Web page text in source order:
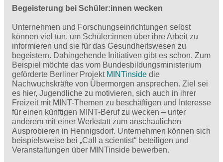
Begeisterung bei Schüler:innen wecken
Unternehmen und Forschungseinrichtungen selbst
können viel tun, um Schüler:innen über ihre Arbeit zu
informieren und sie für das Gesundheitswesen zu
begeistern. Dahingehende Initiativen gibt es schon. Zum
Beispiel möchte das vom Bundesbildungsministerium
geförderte Berliner Projekt MINTinside die
Nachwuchskräfte von Übermorgen ansprechen. Ziel sei
es hier, Jugendliche zu motivieren, sich auch in ihrer
Freizeit mit MINT-Themen zu beschäftigen und Interesse
für einen künftigen MINT-Beruf zu wecken – unter
anderem mit einer Werkstatt zum anschaulichen
Ausprobieren in Hennigsdorf. Unternehmen können sich
beispielsweise bei „Call a scientist“ beteiligen und
Veranstaltungen über MINTinside bewerben.